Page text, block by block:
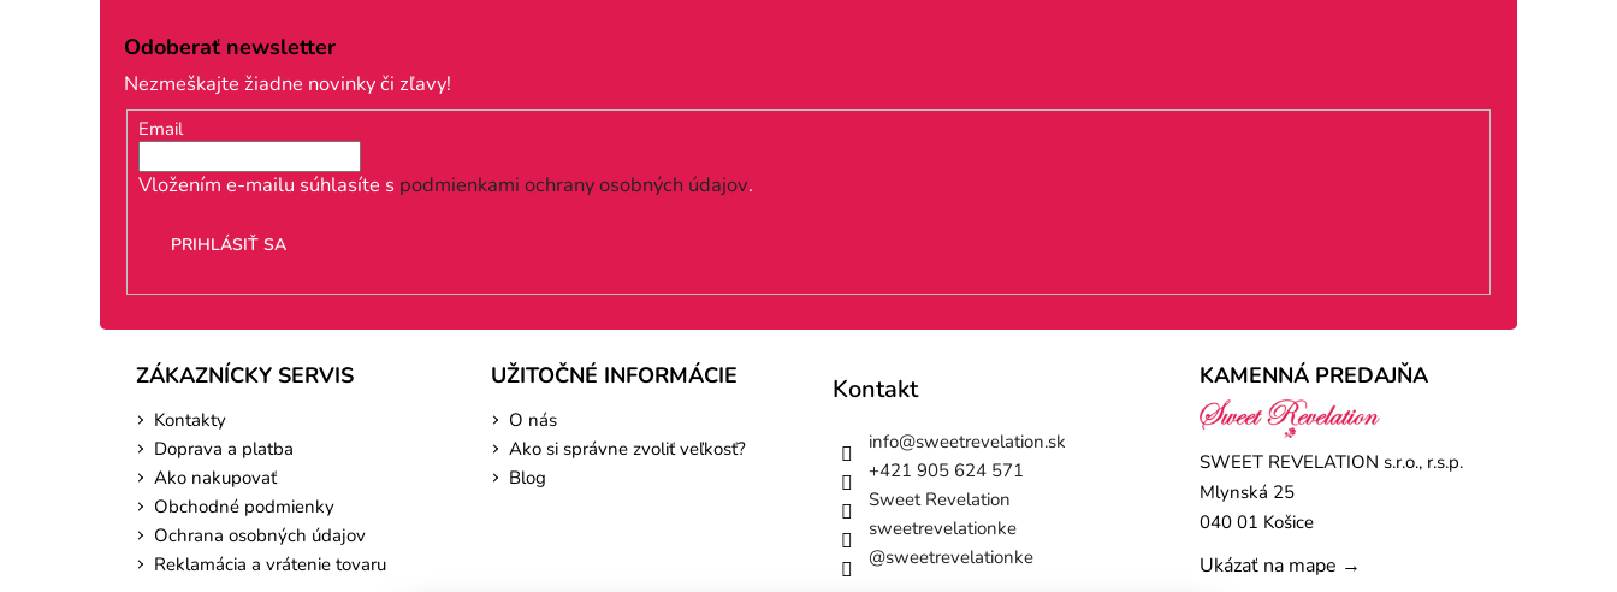
Odoberať newsletter
Nezmeškajte žiadne novinky či zľavy!
Email
Vložením e-mailu súhlasíte s podmienkami ochrany osobných údajov.
PRIHLÁSIŤ SA
ZÁKAZNÍCKY SERVIS
Kontakty
Doprava a platba
Ako nakupovať
Obchodné podmienky
Ochrana osobných údajov
Reklamácia a vrátenie tovaru
UŽITOČNÉ INFORMÁCIE
O nás
Ako si správne zvoliť veľkosť?
Blog
Kontakt
info@sweetrevelation.sk
+421 905 624 571
Sweet Revelation
sweetrevelationke
@sweetrevelationke
KAMENNÁ PREDAJŇA
SWEET REVELATION s.r.o., r.s.p.
Mlynská 25
040 01 Košice
Ukázať na mape →